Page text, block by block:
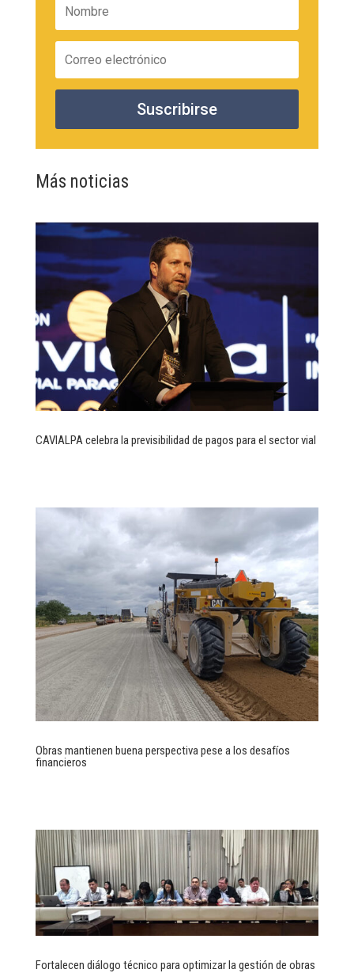
Suscribirse
Más noticias
CAVIALPA celebra la previsibilidad de pagos para el sector vial
Obras mantienen buena perspectiva pese a los desafíos
financieros
Fortalecen diálogo técnico para optimizar la gestión de obras